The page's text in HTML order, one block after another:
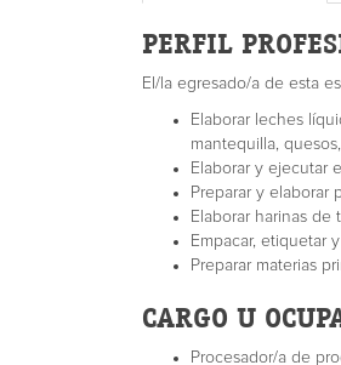
PERFIL
El/la egresado/a de esta
Elaborar leches
mantequilla,
Elaborar y ejecutar
Preparar y elaborar
Elaborar harinas
Empacar, etiquetar
Preparar materias
CARGO U
Procesador/a de